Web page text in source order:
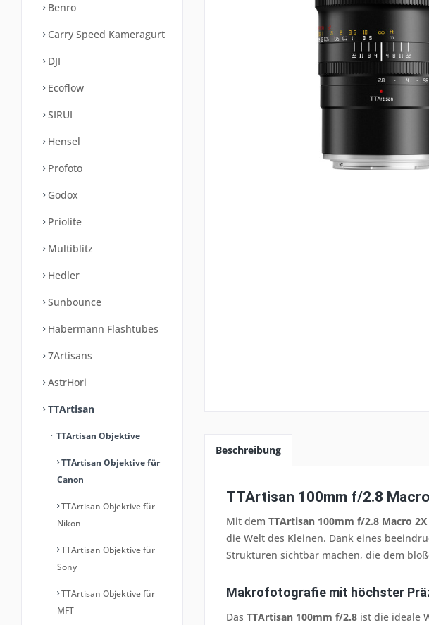
Benro
Carry Speed Kameragurt
DJI
Ecoflow
SIRUI
Hensel
Profoto
Godox
Priolite
Multiblitz
Hedler
Sunbounce
Habermann Flashtubes
7Artisans
AstrHori
TTArtisan
TTArtisan Objektive
TTArtisan Objektive für
Canon
TTArtisan Objektive für
Nikon
TTArtisan Objektive für
Sony
TTArtisan Objektive für
MFT
Beschreibung
TTArtisan 100mm f/2.8
Mit dem TTArtisan 100mm f/2.8 Macro 2X
die Welt des Kleinen. Dank eines
Strukturen sichtbar machen, die dem
Makrofotografie mit höchster
Das TTArtisan 100mm f/2.8 ist die ideale